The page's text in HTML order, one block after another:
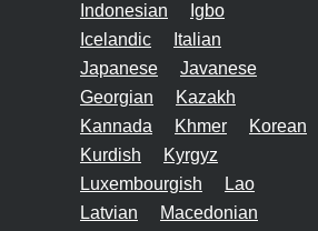
Indonesian
Igbo
Icelandic
Italian
Japanese
Javanese
Georgian
Kazakh
Kannada
Khmer
Korean
Kurdish
Kyrgyz
Luxembourgish
Lao
Latvian
Macedonian